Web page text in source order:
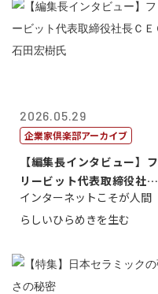
2026.05.29
企業家倶楽部アーカイブ
【編集長インタビュー】フ
リービット代表取締役社長
ＣＥＯ 石田...
インターネットこそが人間
らしいひらめきを生む